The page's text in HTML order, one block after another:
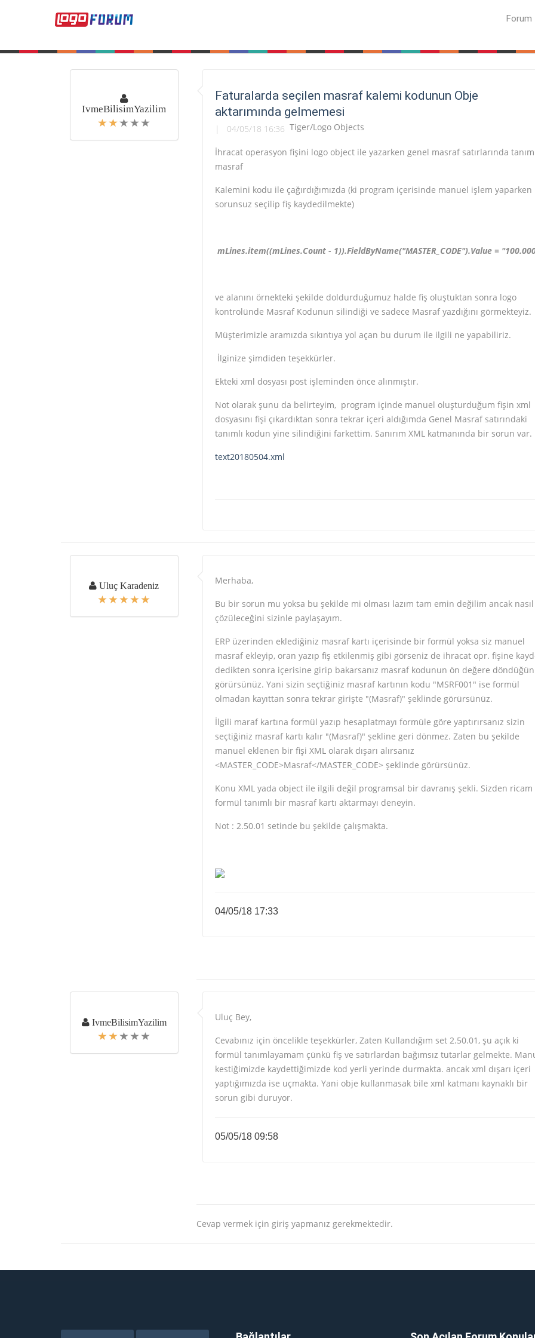
Forum
IvmeBilisimYazilim
Faturalarda seçilen masraf kalemi kodunun Obje
aktarımında gelmemesi
04/05/18 16:36 Tiger/Logo Objects
İhracat operasyon fişini logo object ile yazarken genel masraf satırlarında
masraf
Kalemini kodu ile çağırdığımızda (ki program içerisinde manuel işlem yaparken
sorunsuz seçilip fiş kaydedilmekte)
mLines.item((mLines.Count - 1)).FieldByName("MASTER_CODE").Value =
ve alanını örnekteki şekilde doldurduğumuz halde fiş oluştuktan sonra logo
kontrolünde Masraf Kodunun silindiği ve sadece Masraf yazdığını görmekteyiz.
Müşterimizle aramızda sıkıntıya yol açan bu durum ile ilgili ne yapabiliriz.
İlginize şimdiden teşekkürler.
Ekteki xml dosyası post işleminden önce alınmıştır.
Not olarak şunu da belirteyim, program içinde manuel oluşturduğum fişin xml
dosyasını fişi çıkardıktan sonra tekrar içeri aldığımda Genel Masraf satırındaki
tanımlı kodun yine silindiğini farkettim. Sanırım XML katmanında bir sorun var.
text20180504.xml
Uluç Karadeniz Merhaba,
Bu bir sorun mu yoksa bu şekilde mi olması lazım tam emin değilim ancak nasıl
çözüleceğini sizinle paylaşayım.
ERP üzerinden eklediğiniz masraf kartı içerisinde bir formül yoksa siz manuel
masraf ekleyip, oran yazıp fiş etkilenmiş gibi görseniz de ihracat opr. fişine
dedikten sonra içerisine girip bakarsanız masraf kodunun ön değere
görürsünüz. Yani sizin seçtiğiniz masraf kartının kodu "MSRF001" ise formül
olmadan kayıttan sonra tekrar girişte "(Masraf)" şeklinde görürsünüz.
İlgili maraf kartına formül yazıp hesaplatmayı formüle göre yaptırırsanız sizin
seçtiğiniz masraf kartı kalır "(Masraf)" şekline geri dönmez. Zaten bu şekilde
manuel eklenen bir fişi XML olarak dışarı alırsanız
<MASTER_CODE>Masraf</MASTER_CODE> şeklinde görürsünüz.
Konu XML yada object ile ilgili değil programsal bir davranış şekli. Sizden ricam
formül tanımlı bir masraf kartı aktarmayı deneyin.
Not : 2.50.01 setinde bu şekilde çalışmakta.
04/05/18 17:33
IvmeBilisimYazilim Uluç Bey,
Cevabınız için öncelikle teşekkürler, Zaten Kullandığım set 2.50.01, şu açık ki
formül tanımlayamam çünkü fiş ve satırlardan bağımsız tutarlar gelmekte.
kestiğimizde kaydettiğimizde kod yerli yerinde durmakta. ancak xml dışarı içeri
yaptığımızda ise uçmakta. Yani obje kullanmasak bile xml katmanı kaynaklı bir
sorun gibi duruyor.
05/05/18 09:58
Cevap vermek için giriş yapmanız gerekmektedir.